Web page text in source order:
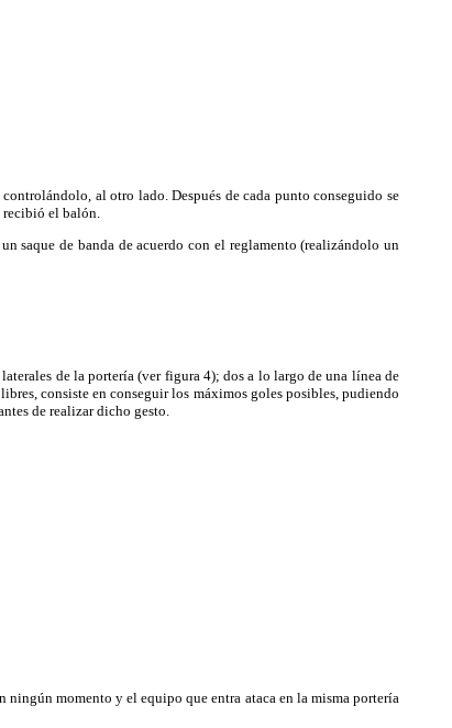
al otro lado. Después de cada punto conseguido se
recibió el balón.
saque de banda de acuerdo con el reglamento (realizándolo un
de la portería (ver figura 4); dos a lo largo de una línea de
consiste en conseguir los máximos goles posibles, pudiendo
de realizar dicho gesto.
ningún momento y el equipo que entra ataca en la misma portería